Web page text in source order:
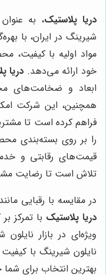
دریا پلاستیک، به
شیرینگ در ایران، با
مواد اولیه با کیفیت،
خود ارائه می‌دهد. دریا
ابعاد و ضخامت‌های
همچنین، این شرکت
فراهم کرده است تا
را بر روی بسته‌بندی
قیمت‌های رقابتی و
تلاش است تا رضایت
در مقایسه با رقبایی
دریا پلاستیک با تمرکز
ویژه‌ای در بازار
نایلون شیرینگ با
بهترین انتخاب برای